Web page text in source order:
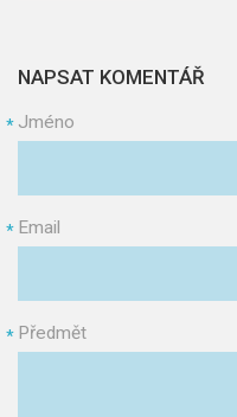
NAPSAT KOMENTÁŘ
Jméno
*
Email
*
Předmět
*